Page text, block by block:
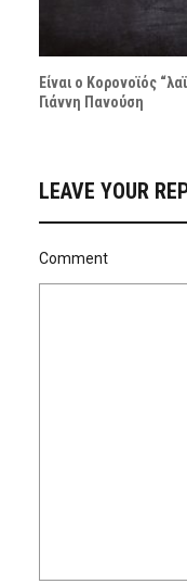
Είναι ο Κορονοϊός
Γιάννη Πανούση
LEAVE YOUR
Comment